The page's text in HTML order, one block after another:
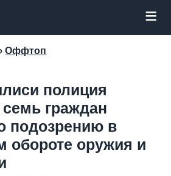
≡
›Оффтоп
полиция
граждан
подозрению в
обороте оружия и